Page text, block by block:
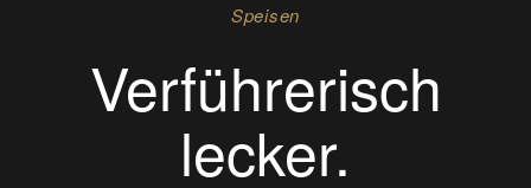
Speisen
Verführerisch
lecker.